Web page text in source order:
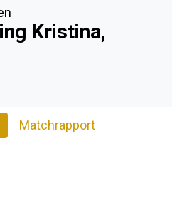
Kristina,
Matchrapport